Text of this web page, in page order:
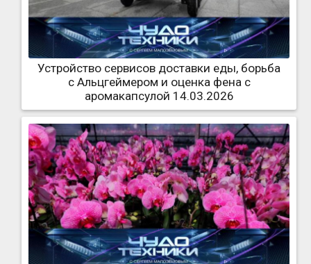
Устройство сервисов доставки еды, борьба
с Альцгеймером и оценка фена с
аромакапсулой 14.03.2026